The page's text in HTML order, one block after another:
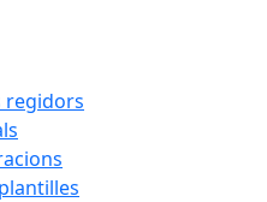
regidors